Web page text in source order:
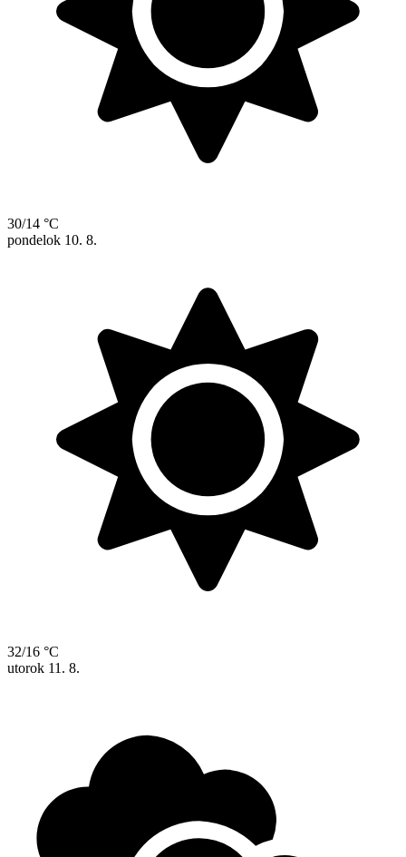
30/14 °C
pondelok 10. 8.
32/16 °C
utorok 11. 8.